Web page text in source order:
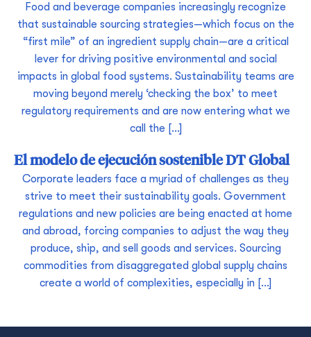
Food and beverage companies increasingly recognize
that sustainable sourcing strategies—which focus on the
“first mile” of an ingredient supply chain—are a critical
lever for driving positive environmental and social
impacts in global food systems. Sustainability teams are
moving beyond merely ‘checking the box’ to meet
regulatory requirements and are now entering what we
call the […]
El modelo de ejecución sostenible DT Global
Corporate leaders face a myriad of challenges as they
strive to meet their sustainability goals. Government
regulations and new policies are being enacted at home
and abroad, forcing companies to adjust the way they
produce, ship, and sell goods and services. Sourcing
commodities from disaggregated global supply chains
create a world of complexities, especially in […]